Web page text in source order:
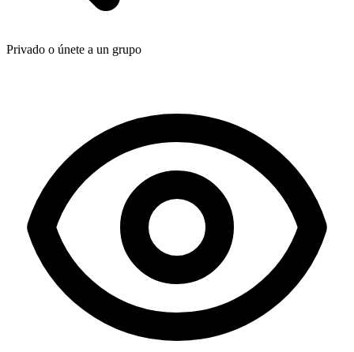
Privado o únete a un grupo